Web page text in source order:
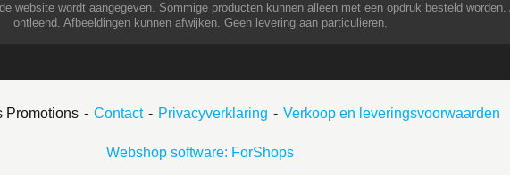
website wordt aangegeven. Sommige producten kunnen alleen met een opdruk besteld
ontleend. Afbeeldingen kunnen afwijken. Geen levering aan particulieren.
Promotions Contact Privacyverklaring Verkoop en leveringsvoorwaarden
Webshop software: ForShops